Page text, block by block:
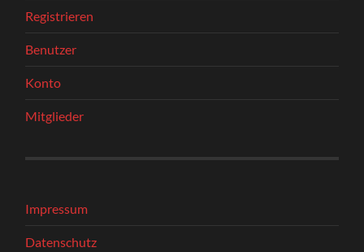
Registrieren
Benutzer
Konto
Mitglieder
Impressum
Datenschutz